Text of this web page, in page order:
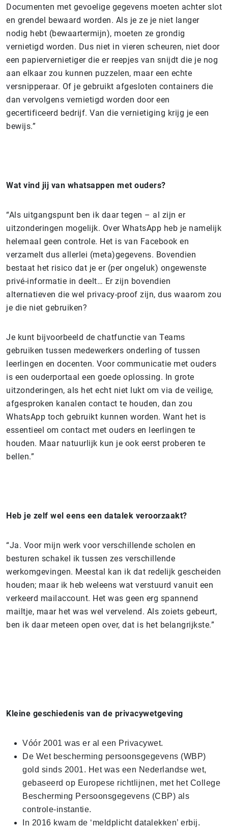
Documenten met gevoelige gegevens moeten achter slot
en grendel bewaard worden. Als je ze je niet langer
nodig hebt (bewaartermijn), moeten ze grondig
vernietigd worden. Dus niet in vieren scheuren, niet door
een papiervernietiger die er reepjes van snijdt die je nog
aan elkaar zou kunnen puzzelen, maar een echte
versnipperaar. Of je gebruikt afgesloten containers die
dan vervolgens vernietigd worden door een
gecertificeerd bedrijf. Van die vernietiging krijg je een
bewijs.”
Wat vind jij van whatsappen met ouders?
“Als uitgangspunt ben ik daar tegen – al zijn er
uitzonderingen mogelijk. Over WhatsApp heb je namelijk
helemaal geen controle. Het is van Facebook en
verzamelt dus allerlei (meta)gegevens. Bovendien
bestaat het risico dat je er (per ongeluk) ongewenste
privé-informatie in deelt… Er zijn bovendien
alternatieven die wel privacy-proof zijn, dus waarom zou
je die niet gebruiken?
Je kunt bijvoorbeeld de chatfunctie van Teams
gebruiken tussen medewerkers onderling of tussen
leerlingen en docenten. Voor communicatie met ouders
is een ouderportaal een goede oplossing. In grote
uitzonderingen, als het echt niet lukt om via de veilige,
afgesproken kanalen contact te houden, dan zou
WhatsApp toch gebruikt kunnen worden. Want het is
essentieel om contact met ouders en leerlingen te
houden. Maar natuurlijk kun je ook eerst proberen te
bellen.”
Heb je zelf wel eens een datalek veroorzaakt?
“Ja. Voor mijn werk voor verschillende scholen en
besturen schakel ik tussen zes verschillende
werkomgevingen. Meestal kan ik dat redelijk gescheiden
houden; maar ik heb weleens wat verstuurd vanuit een
verkeerd mailaccount. Het was geen erg spannend
mailtje, maar het was wel vervelend. Als zoiets gebeurt,
ben ik daar meteen open over, dat is het belangrijkste.”
Kleine geschiedenis van de privacywetgeving
Vóór 2001 was er al een Privacywet.
De Wet bescherming persoonsgegevens (WBP)
gold sinds 2001. Het was een Nederlandse wet,
gebaseerd op Europese richtlijnen, met het College
Bescherming Persoonsgegevens (CBP) als
controle-instantie.
In 2016 kwam de ‘meldplicht datalekken’ erbij.